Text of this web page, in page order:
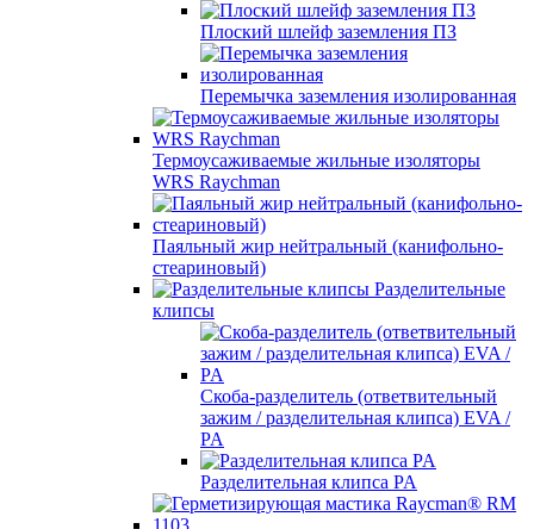
Плоский шлейф заземления ПЗ
Перемычка заземления изолированная
Термоусаживаемые жильные изоляторы
WRS Raychman
Паяльный жир нейтральный (канифольно-
стеариновый)
Разделительные
клипсы
Скоба-разделитель (ответвительный
зажим / разделительная клипса) EVA /
PA
Разделительная клипса PA